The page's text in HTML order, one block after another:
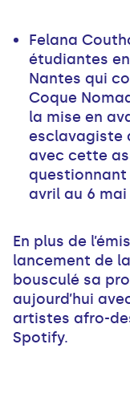
Felana
étudiantes
Nantes qui
Coque
la mise en
esclavagiste
avec cette
avril au 6 mai
En plus de
lancement de
bousculé sa
aujourd’hui
artistes afro-
Spotify.